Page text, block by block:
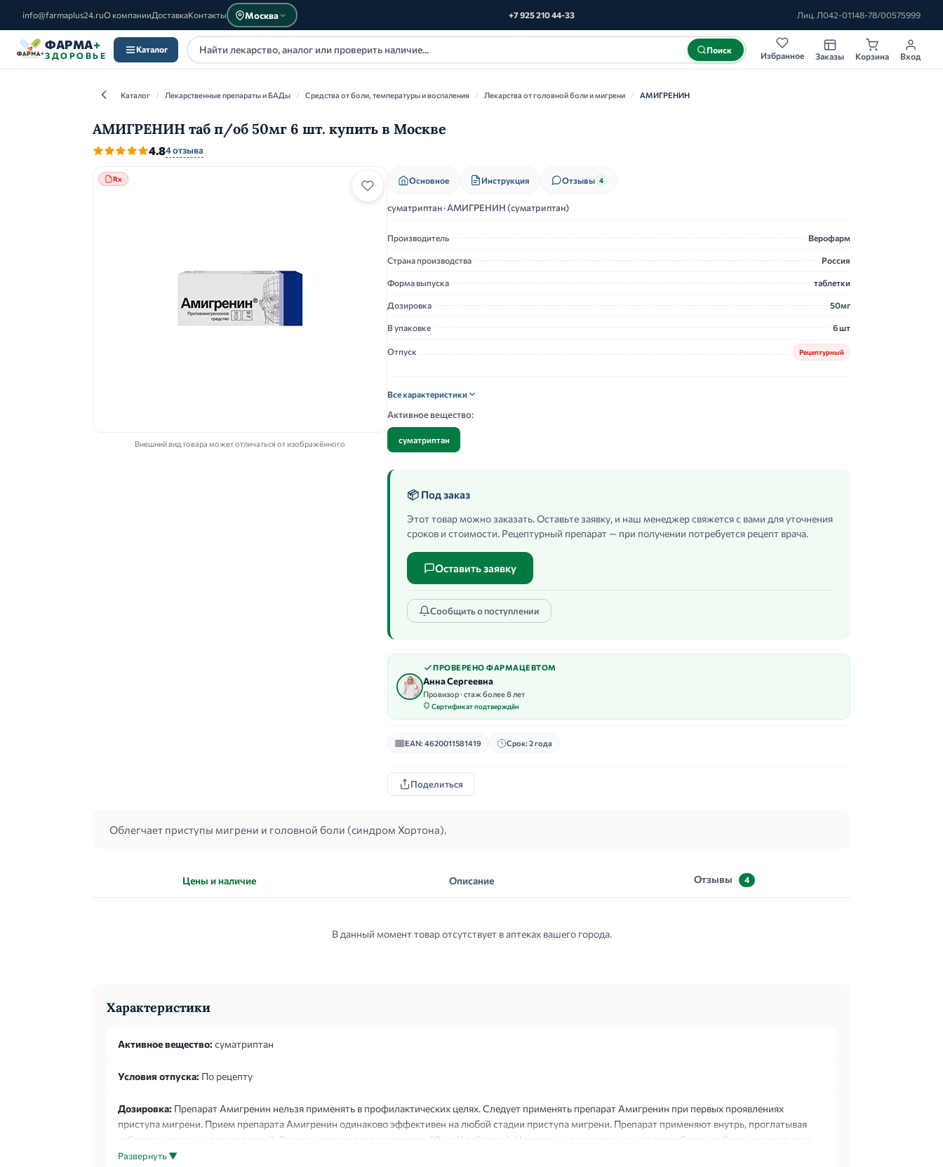
info@farmaplus24.ruО компанииДоставкаКонтакты Москва +7 925 210 44-33 Лиц. Л042-01148-78/00575999
ФАРМА+
ЗДОРОВЬЕ
Каталог Поиск
Избранное Заказы Корзина Вход
Каталог / Лекарственные препараты и БАДы / Средства от боли, температуры и воспаления / Лекарства от головной боли и мигрени / АМИГРЕНИН
АМИГРЕНИН таб п/об 50мг 6 шт. купить в Москве
4.84 отзыва
Rx
Внешний вид товара может отличаться от изображённого
Основное Инструкция Отзывы 4
суматриптан · АМИГРЕНИН (суматриптан)
Производитель Верофарм
Страна производства Россия
Форма выпуска таблетки
Дозировка 50мг
В упаковке 6 шт
Отпуск Рецептурный
Все характеристики
Активное вещество:
суматриптан
📦 Под заказ
Этот товар можно заказать. Оставьте заявку, и наш менеджер свяжется с вами для уточнения
сроков и стоимости. Рецептурный препарат — при получении потребуется рецепт врача.
Оставить заявку
Сообщить о поступлении
ПРОВЕРЕНО ФАРМАЦЕВТОМ
Анна Сергеевна
Провизор · стаж более 8 лет
Сертификат подтверждён
EAN: 4620011581419 Срок: 2 года
Поделиться
Облегчает приступы мигрени и головной боли (синдром Хортона).
Цены и наличие Описание Отзывы 4
В данный момент товар отсутствует в аптеках вашего города.
Характеристики
Активное вещество: суматриптан
Условия отпуска: По рецепту
Дозировка: Препарат Амигренин нельзя применять в профилактических целях. Следует применять препарат Амигренин при первых проявлениях
приступа мигрени. Прием препарата Амигренин одинаково эффективен на любой стадии приступа мигрени. Препарат применяют внутрь, проглатывая
таблетку целиком и запивая водой. Рекомендуемая доза составляет 50 мг (1 таблетка). Некоторым пациентам может потребоваться более высокая доза -
100 мг. Если после приема первой дозы приступ мигрени не купируется, вторую дозу препарата д...
Развернуть ▼